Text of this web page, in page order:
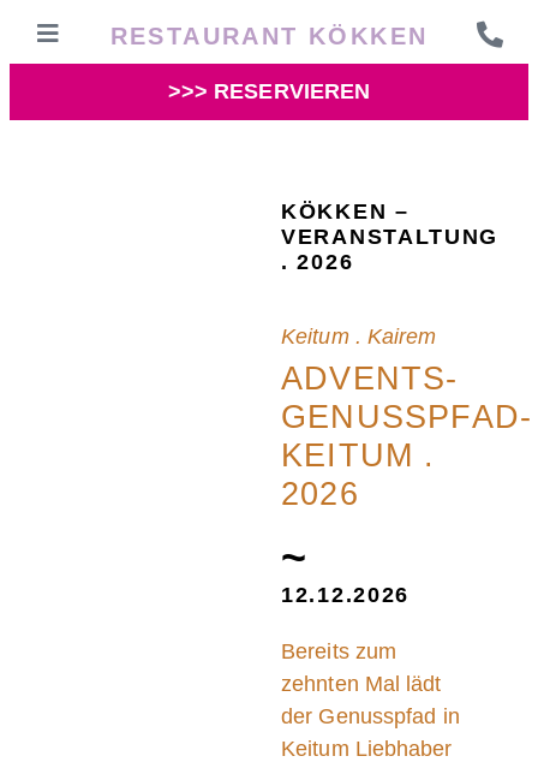
RESTAURANT KÖKKEN
>>> RESERVIEREN
KÖKKEN –
VERANSTALTUNG
. 2026
Keitum . Kairem
ADVENTS-
GENUSSPFAD-
KEITUM .
2026
~
12.12.2026
Bereits zum
zehnten Mal lädt
der Genusspfad in
Keitum Liebhaber